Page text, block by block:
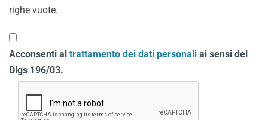
righe vuote.
Acconsenti al trattamento dei dati personali ai sensi del
Dlgs 196/03.